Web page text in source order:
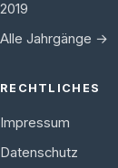
2019
Alle Jahrgänge →
RECHTLICHES
Impressum
Datenschutz